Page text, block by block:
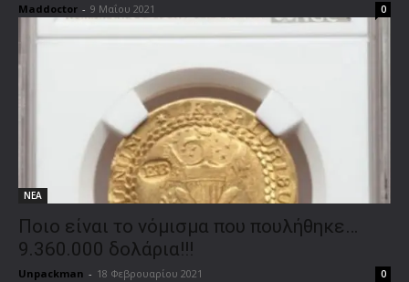
Maddoctor - 9 Μαΐου 2021 0
ΝΕΑ
Ποιο είναι το νόμισμα που πουλήθηκε…
9.360.000 δολάρια!!!
Unpackman - 18 Φεβρουαρίου 2021 0